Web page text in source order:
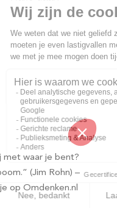
met waar je bent?
(Jim Rohn) –
op Omdenken.nl